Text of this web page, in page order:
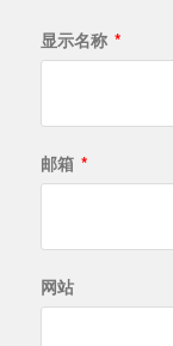
显示名称 *
邮箱 *
网站